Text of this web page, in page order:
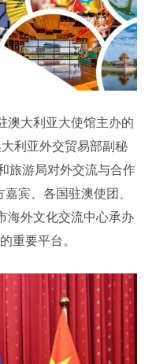
澳大利亚大使馆主办的
利亚外交贸易部副秘
旅游局对外交流与合作
宾、各国驻澳使团、
海外文化交流中心承办
重要平台。